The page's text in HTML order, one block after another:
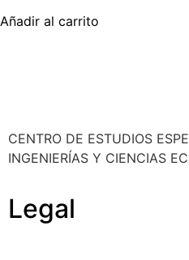
Añadir al carrito
CENTRO DE ESTUDIOS
INGENIERÍAS Y CIENCIAS
Legal